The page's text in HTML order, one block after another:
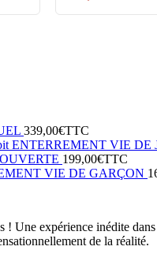
339,00€TTC
ENTERREMENT VIE DE
199,00€TTC
VIE DE GARÇON
Une expérience inédite
de la réalité.